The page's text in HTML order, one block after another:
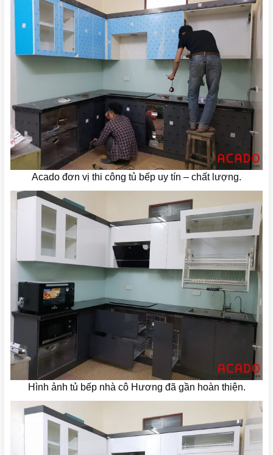
Acado đơn vị thi công tủ bếp uy tín – chất lượng.
Hình ảnh tủ bếp nhà cô Hương đã gần hoàn thiện.